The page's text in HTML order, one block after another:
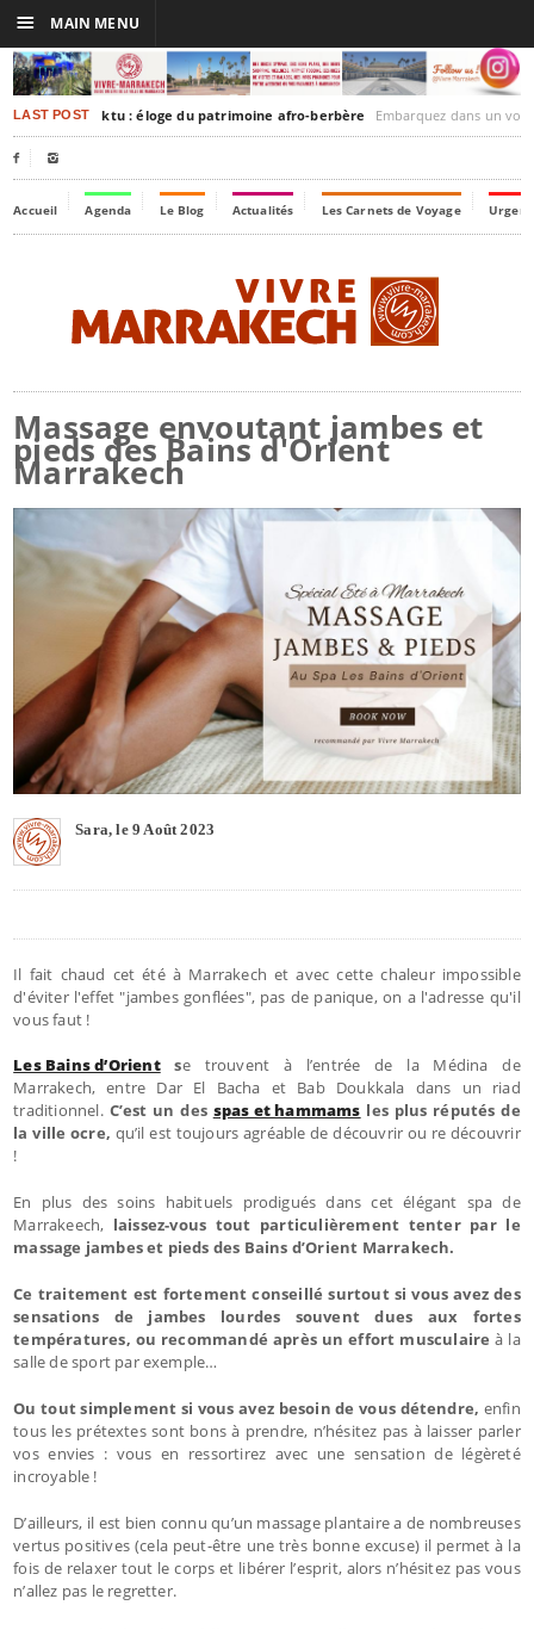
LAST POSTTimbuktu : éloge du patrimoine afro-berbère Embarquez dans un voyage culturel dans le
 
Accueil Agenda Le Blog Actualités Les Carnets de Voyage
Massage envoutant jambes et
pieds des Bains d'Orient
Marrakech
Sara, le 9 Août 2023
Il fait chaud cet été à Marrakech et avec cette chaleur impossible
d'éviter l'effet "jambes gonflées", pas de panique, on a l'adresse qu'il
vous faut !
Les Bains d’Orientse trouvent à l’entrée de la Médina de
Marrakech, entre Dar El Bacha et Bab Doukkala dans un riad
traditionnel.C’est un des spas et hammams les plus réputés de
la ville ocre, qu’il est toujours agréable de découvrir ou re découvrir
!
En plus des soins habituels prodigués dans cet élégant spa de
Marrakeech, laissez-vous tout particulièrement tenter par le
massage jambes et pieds des Bains d’Orient Marrakech.
Ce traitement est fortement conseillé surtout si vous avez des
sensations de jambes lourdes souvent dues aux fortes
températures, ou recommandé après un effort musculaire à la
salle de sport par exemple…
Ou tout simplement si vous avez besoin de vous détendre, enfin
tous les prétextes sont bons à prendre, n’hésitez pas à laisser parler
vos envies : vous en ressortirez avec une sensation de légèreté
incroyable !
D’ailleurs, il est bien connu qu’un massage plantaire a de nombreuses
vertus positives (cela peut-être une très bonne excuse) il permet à la
fois de relaxer tout le corps et libérer l’esprit, alors n’hésitez pas vous
n’allez pas le regretter.
☰ MAIN MENU